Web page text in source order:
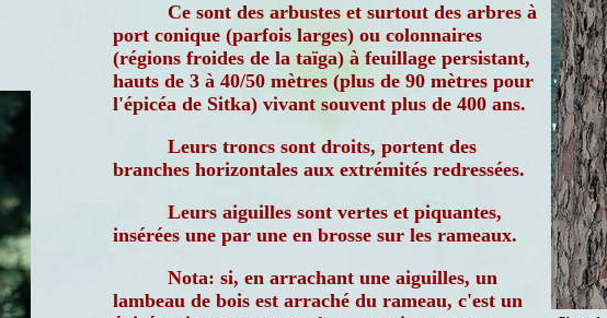
Ce sont des arbustes et surtout des arbres à
port conique (parfois larges) ou colonnaires
(régions froides de la taïga) à feuillage persistant,
hauts de 3 à 40/50 mètres (plus de 90 mètres pour
l'épicéa de Sitka) vivant souvent plus de 400 ans.
Leurs troncs sont droits, portent des
branches horizontales aux extrémités redressées.
Leurs aiguilles sont vertes et piquantes,
insérées une par une en brosse sur les rameaux.
Nota: si, en arrachant une aiguilles, un
lambeau de bois est arraché du rameau, c'est un